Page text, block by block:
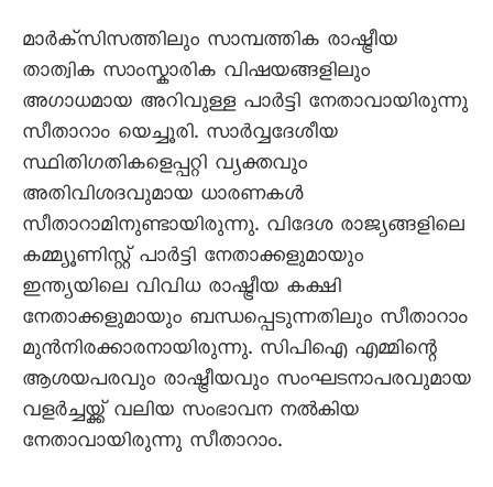
മാര്‍ക്സിസത്തിലും സാമ്പത്തിക രാഷ്ട്രീയ
താത്വിക സാംസ്കാരിക വിഷയങ്ങളിലും
അഗാധമായ അറിവുള്ള പാര്‍ട്ടി നേതാവായിരുന്നു
സീതാറാം യെച്ചൂരി. സാര്‍വ്വദേശീയ
സ്ഥിതിഗതികളെപ്പറ്റി വ്യക്തവും
അതിവിശദവുമായ ധാരണകള്‍
സീതാറാമിനുണ്ടായിരുന്നു. വിദേശ രാജ്യങ്ങളിലെ
കമ്മ്യൂണിസ്റ്റ് പാര്‍ട്ടി നേതാക്കളുമായും
ഇന്ത്യയിലെ വിവിധ രാഷ്ട്രീയ കക്ഷി
നേതാക്കളുമായും ബന്ധപ്പെടുന്നതിലും സീതാറാം
മുന്‍നിരക്കാരനായിരുന്നു. സിപിഐ എമ്മിന്റെ
ആശയപരവും രാഷ്ട്രീയവും സംഘടനാപരവുമായ
വളര്‍ച്ചയ്ക്ക് വലിയ സംഭാവന നല്‍കിയ
നേതാവായിരുന്നു സീതാറാം.